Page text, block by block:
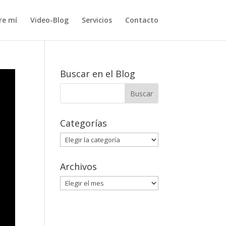
mí Video-Blog Servicios Contacto
Buscar en el Blog
Categorías
Categorías
Archivos
Archivos